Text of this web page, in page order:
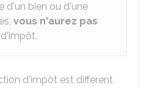
d'un bien ou d'une
vous n'aurez pas
d'impôt est différent